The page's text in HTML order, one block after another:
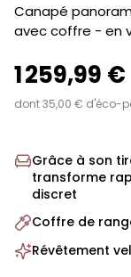
-
Canapé
avec coffre - en
1 259,99 €
dont 35,00 € d'éco-
Grâce à son
transforme
discret
Coffre de
Révêtement